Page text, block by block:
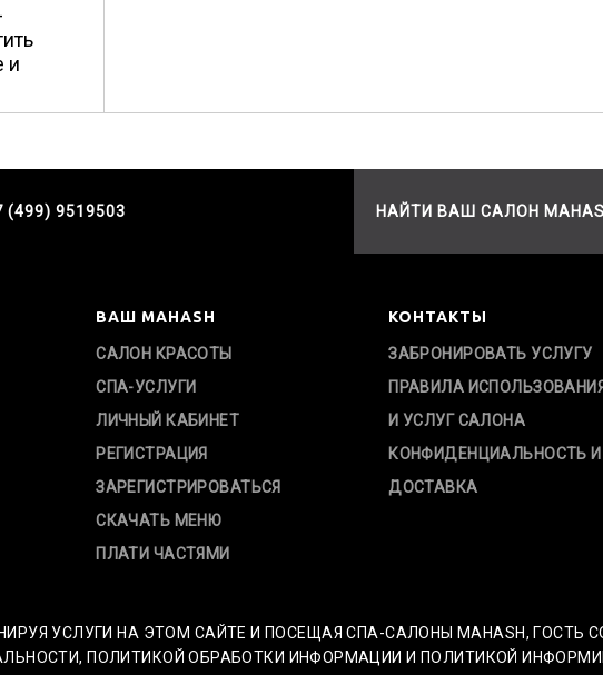
и
9519503 НАЙТИ ВАШ САЛОН
ВАШ MAHASH
САЛОН КРАСОТЫ
СПА-УСЛУГИ
ЛИЧНЫЙ КАБИНЕТ
РЕГИСТРАЦИЯ
ЗАРЕГИСТРИРОВАТЬСЯ
СКАЧАТЬ МЕНЮ
ПЛАТИ ЧАСТЯМИ
КОНТАКТЫ
ЗАБРОНИРОВАТЬ УСЛУГУ
ПРАВИЛА
И УСЛУГ САЛОНА
КОНФИДЕНЦИАЛЬНОСТЬ
ДОСТАВКА
УСЛУГИ НА ЭТОМ САЙТЕ И ПОСЕЩАЯ СПА-САЛОНЫ MAHASH, ГОСТЬ
ПОЛИТИКОЙ ОБРАБОТКИ ИНФОРМАЦИИ И ПОЛИТИКОЙ